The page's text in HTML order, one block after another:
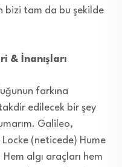
bizi tam da bu şekilde
& İnanışları
farkına
edilecek bir şey
Galileo,
(neticede) Hume
algı araçları hem